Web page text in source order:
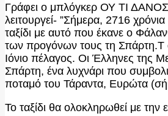
Γράφει ο μπλόγκερ ΟΥ ΤΙ ΔΑΝΟΣ
λειτουργεί- ”Σήμερα, 2716
ταξίδι με αυτό που έκανε ο
των προγόνων τους τη Σπάρτη.Τ ο
Ιόνιο πέλαγος. Οι Έλληνες της
Σπάρτη, ένα λυχνάρι που
ποταμό του Τάραντα, Ευρώτα
Το ταξίδι θα ολοκληρωθεί με